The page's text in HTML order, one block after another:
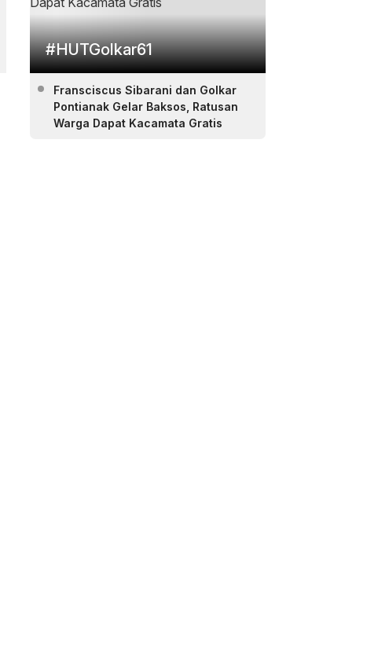
#HUTGolkar61
Fransciscus Sibarani dan Golkar
Pontianak Gelar Baksos, Ratusan
Warga Dapat Kacamata Gratis